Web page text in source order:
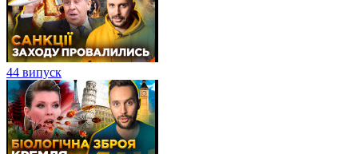
44 випуск